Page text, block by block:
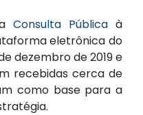
Consulta Pública à
eletrônica do
dezembro de 2019 e
recebidas cerca de
como base para a